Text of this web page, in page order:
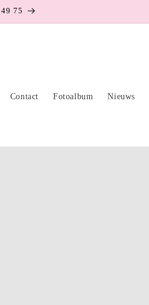
Contact Fotoalbum Nieuws